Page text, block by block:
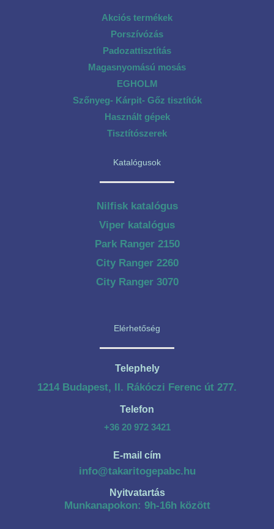
Akciós termékek
Porszívózás
Padozattisztítás
Magasnyomású mosás
EGHOLM
Szőnyeg- Kárpit- Gőz tisztítók
Használt gépek
Tisztítószerek
Katalógusok
Nilfisk katalógus
Viper katalógus
Park Ranger 2150
City Ranger 2260
City Ranger 3070
Elérhetőség
Telephely
1214 Budapest, II. Rákóczi Ferenc út 277.
Telefon
+36 20 972 3421
E-mail cím
info@takaritogepabc.hu
Nyitvatartás
Munkanapokon: 9h-16h között